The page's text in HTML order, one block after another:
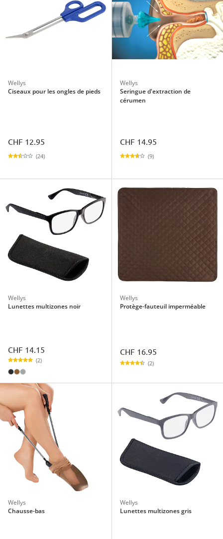
Wellys
Ciseaux pour les ongles de pieds
CHF 12.95
(24)
Wellys
Seringue d'extraction de
cérumen
CHF 14.95
(9)
Wellys
Lunettes multizones noir
CHF 14.15
(2)
Wellys
Protège-fauteuil imperméable
CHF 16.95
(2)
Wellys
Chausse-bas
Wellys
Lunettes multizones gris